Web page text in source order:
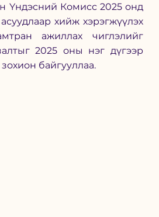
хийж хэрэгжүүлэх
ажиллах чиглэлийг
2025 оны нэг дүгээр
байгууллаа.